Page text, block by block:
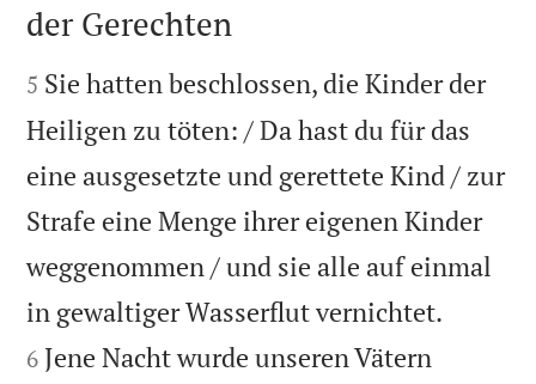

der Gerechten

5 Sie hatten beschlossen, die Kinder der
Heiligen zu töten: / Da hast du für das
eine ausgesetzte und gerettete Kind / zur
Strafe eine Menge ihrer eigenen Kinder
weggenommen / und sie alle auf einmal
in gewaltiger Wasserflut vernichtet.
6 Jene Nacht wurde unseren Vätern